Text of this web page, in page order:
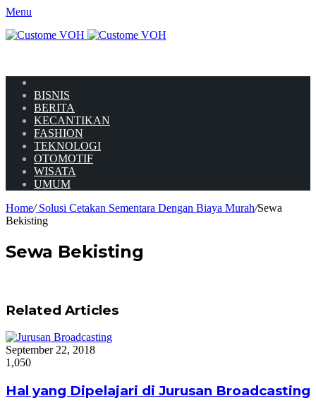
Menu
BISNIS
BERITA
KECANTIKAN
FASHION
TEKNOLOGI
OTOMOTIF
WISATA
UMUM
Home/Solusi Cetakan Sementara Dengan Biaya Murah/Sewa
Bekisting
Sewa Bekisting
Related Articles
September 22, 2018
1,050
Hal yang Dipelajari di Jurusan Broadcasting